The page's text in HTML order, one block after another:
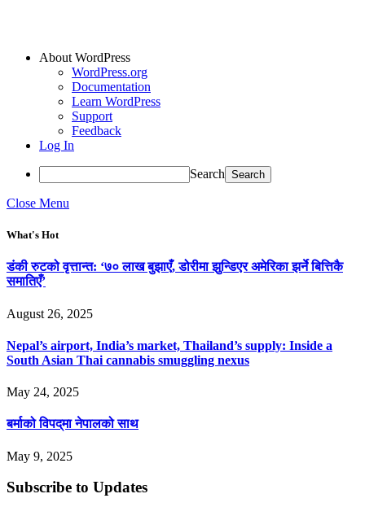
About WordPress
WordPress.org
Documentation
Learn WordPress
Support
Feedback
Log In
Search
Close Menu
What's Hot
डंकी रुटको वृत्तान्त: ‘७० लाख बुझाएँ, डोरीमा झुन्डिएर अमेरिका झर्ने बित्तिकै
समातिएँ’
August 26, 2025
Nepal’s airport, India’s market, Thailand’s supply: Inside a
South Asian Thai cannabis smuggling nexus
May 24, 2025
बर्माको विपद्‌मा नेपालको साथ
May 9, 2025
Subscribe to Updates